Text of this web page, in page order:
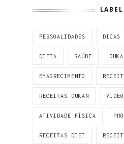
PESSOALIDADES DICAS
DIETA SAÚDE
EMAGRECIMENTO
RECEITAS DUKAN
ATIVIDADE FÍSICA
RECEITAS DIET